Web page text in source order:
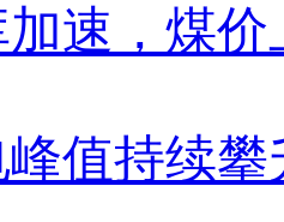
速，煤
值持续